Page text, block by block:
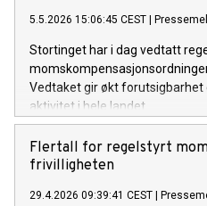
5.5.2026 15:06:45 CEST
Stortinget har i dag vedtatt
Vedtaket gir økt
aktivitet i hele landet.
Flertall for regelstyrt
frivilligheten
29.4.2026 09:39:41 CEST